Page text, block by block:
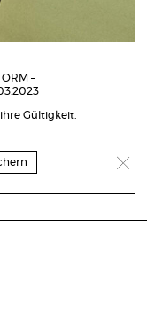
–
Gültigkeit.